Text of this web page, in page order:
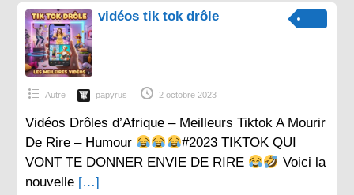
vidéos tik tok drôle
Autre papyrus 2 octobre 2023
Vidéos Drôles d’Afrique – Meilleurs Tiktok A Mourir
De Rire – Humour
#2023 TIKTOK QUI
VONT TE DONNER ENVIE DE RIRE
Voici la
nouvelle […]